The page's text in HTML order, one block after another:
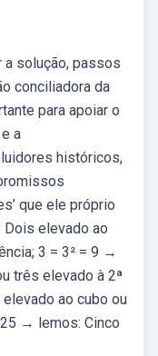
a solução, passos
conciliadora da
para apoiar o
a
históricos,
que ele próprio
elevado ao
3 = 3² = 9 →
três elevado à 2ª
ao cubo ou
→ lemos: Cinco